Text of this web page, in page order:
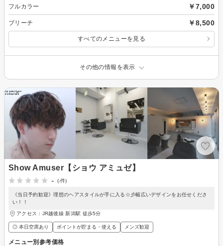
フルカラー ￥7,000
ブリーチ ￥8,500
すべてのメニューを見る
その他の情報を表示
Show Amuser【ショウ アミュゼ】
-
(-件)
《当日予約歓迎》理想のヘアスタイルが手に入る☆彡幅広いデザインをお任せくださ
い！！
アクセス：JR越後線 新潟駅 徒歩5分
◎ 本日空席あり ポイントが貯まる・使える メンズ歓迎
メニュー別参考価格